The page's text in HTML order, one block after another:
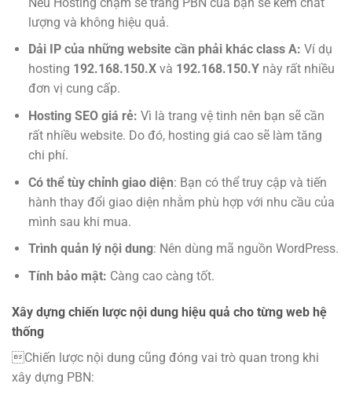
lượng và không hiệu quả.
Dải IP của những website cần phải khác class A: Ví dụ
hosting 192.168.150.Xvà 192.168.150.Ynày rất nhiều
đơn vị cung cấp.
Hosting SEO giá rẻ: Vì là trang vệ tinh nên bạn sẽ cần
rất nhiều website. Do đó, hosting giá cao sẽ làm tăng
chi phí.
Có thể tùy chỉnh giao diện: Bạn có thể truy cập và tiến
hành thay đổi giao diện nhằm phù hợp với nhu cầu của
mình sau khi mua.
Trình quản lý nội dung: Nên dùng mã nguồn WordPress.
Tính bảo mật: Càng cao càng tốt.
Xây dựng chiến lược nội dung hiệu quả cho từng web hệ
thống
Chiến lược nội dung cũng đóng vai trò quan trong khi
xây dựng PBN: